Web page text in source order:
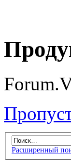
Расширенный